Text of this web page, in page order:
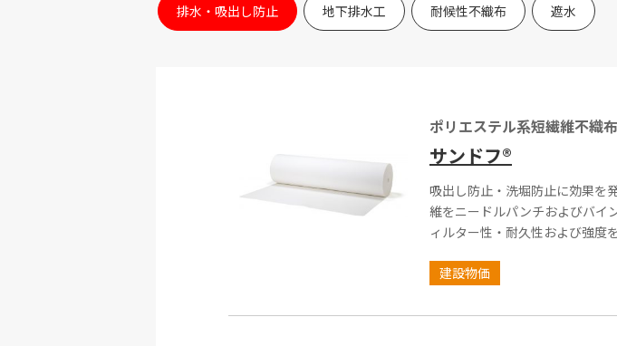
排水・吸出し防止 地下排水工 耐候性不織布 遮水
ポリエステル系短繊維不織布
サンドフ®
吸出し防止・洗堀防止に効果を
維をニードルパンチおよびバイ
ィルター性・耐久性および強度
建設物価